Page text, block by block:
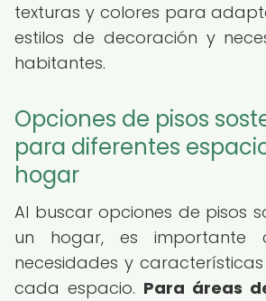
texturas y colores para
estilos de decoración y
habitantes.
Opciones de pisos
para diferentes
hogar
Al buscar opciones de pisos
un hogar, es importante
necesidades y
cada espacio. Para áreas